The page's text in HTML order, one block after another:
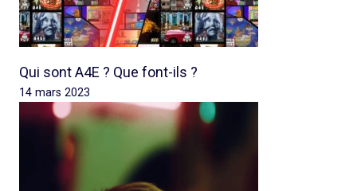
Qui sont A4E ? Que font-ils ?
14 mars 2023